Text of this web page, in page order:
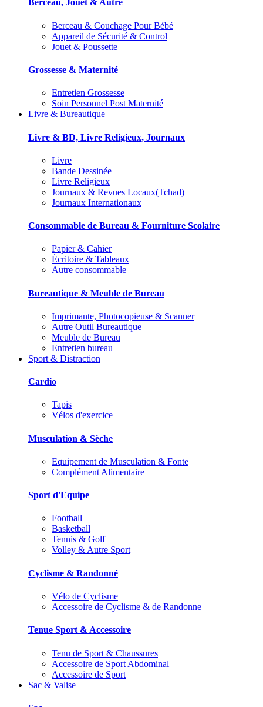
Berceau, Jouet & Autre
Berceau & Couchage Pour Bébé
Appareil de Sécurité & Control
Jouet & Poussette
Grossesse & Maternité
Entretien Grossesse
Soin Personnel Post Maternité
Livre & Bureautique
Livre & BD, Livre Religieux, Journaux
Livre
Bande Dessinée
Livre Religieux
Journaux & Revues Locaux(Tchad)
Journaux Internationaux
Consommable de Bureau & Fourniture Scolaire
Papier & Cahier
Écritoire & Tableaux
Autre consommable
Bureautique & Meuble de Bureau
Imprimante, Photocopieuse & Scanner
Autre Outil Bureautique
Meuble de Bureau
Entretien bureau
Sport & Distraction
Cardio
Tapis
Vélos d'exercice
Musculation & Sèche
Equipement de Musculation & Fonte
Complément Alimentaire
Sport d'Equipe
Football
Basketball
Tennis & Golf
Volley & Autre Sport
Cyclisme & Randonné
Vélo de Cyclisme
Accessoire de Cyclisme & de Randonne
Tenue Sport & Accessoire
Tenu de Sport & Chaussures
Accessoire de Sport Abdominal
Accessoire de Sport
Sac & Valise